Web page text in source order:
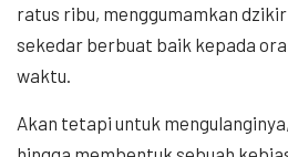
ratus ribu, menggumamkan
sekedar berbuat baik kepada
waktu.
Akan tetapi untuk